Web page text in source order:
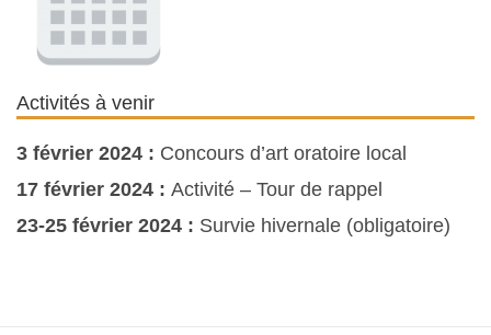
Activités à venir
3 février 2024 : Concours d’art oratoire local
17 février 2024 : Activité – Tour de rappel
23-25 février 2024 : Survie hivernale (obligatoire)